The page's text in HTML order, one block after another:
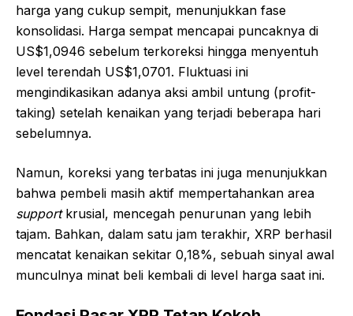
harga yang cukup sempit, menunjukkan fase
konsolidasi. Harga sempat mencapai puncaknya di
US$1,0946 sebelum terkoreksi hingga menyentuh
level terendah US$1,0701. Fluktuasi ini
mengindikasikan adanya aksi ambil untung (profit-
taking) setelah kenaikan yang terjadi beberapa hari
sebelumnya.
Namun, koreksi yang terbatas ini juga menunjukkan
bahwa pembeli masih aktif mempertahankan area
supportkrusial, mencegah penurunan yang lebih
tajam. Bahkan, dalam satu jam terakhir, XRP berhasil
mencatat kenaikan sekitar 0,18%, sebuah sinyal awal
munculnya minat beli kembali di level harga saat ini.